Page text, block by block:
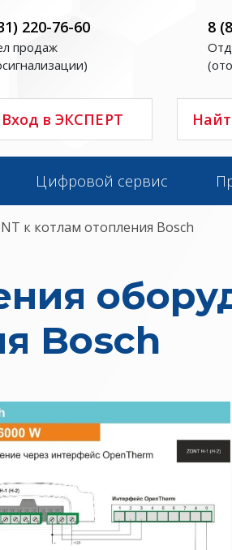
220-76-60
продаж
8
Вход в ЭКСПЕРТ
Цифровой сервис
к котлам отопления Bosch
Bosch